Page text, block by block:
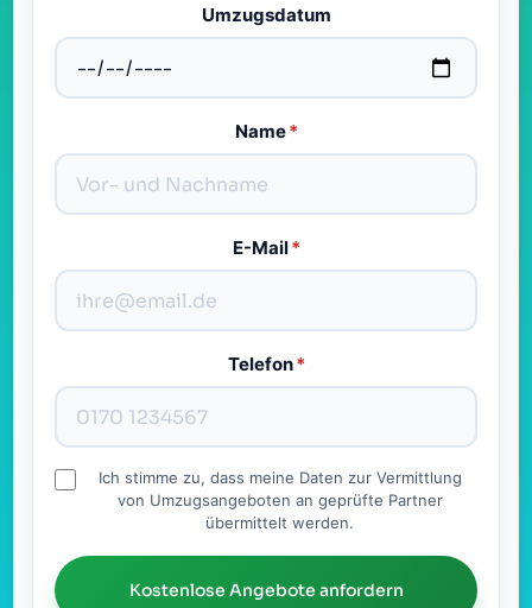
Umzugsdatum
Name*
E-Mail*
Telefon*
Ich stimme zu, dass meine Daten zur Vermittlung
von Umzugsangeboten an geprüfte Partner
übermittelt werden.
Kostenlose Angebote anfordern